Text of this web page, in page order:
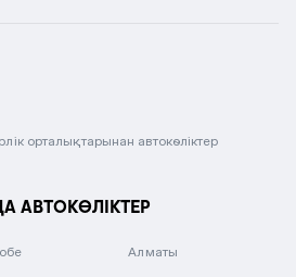
орталықтарынан автокөліктер
АВТОКӨЛІКТЕР
Алматы